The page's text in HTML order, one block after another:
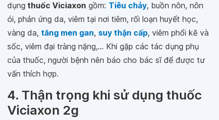
dụng thuốc Viciaxon gồm: Tiêu chảy, buồn nôn, nôn
ói, phản ứng da, viêm tại nơi tiêm, rối loạn huyết học,
vàng da, tăng men gan, suy thận cấp, viêm phổi kẽ và
sốc, viêm đại tràng nặng,... Khi gặp các tác dụng phụ
của thuốc, người bệnh nên báo cho bác sĩ để được tư
vấn thích hợp.
4. Thận trọng khi sử dụng thuốc
Viciaxon 2g